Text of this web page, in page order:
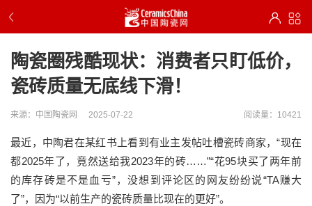
陶瓷圈残酷现状：消费者只盯低价，
瓷砖质量无底线下滑！
来源：中国陶瓷网 2025-07-22 阅读量：10421
最近，中陶君在某红书上看到有业主发帖吐槽瓷砖商家，“现在
都2025年了，竟然送给我2023年的砖……”“花95块买了两年前
的库存砖是不是血亏”，没想到评论区的网友纷纷说“TA赚大
了”，因为“以前生产的瓷砖质量比现在的更好”。